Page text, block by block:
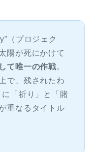
（プロジェク
陽が死にかけて
て唯一の作戦。
で、残されたわ
「祈り」と「賭
重なるタイトル